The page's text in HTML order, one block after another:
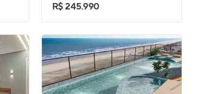
R$ 245.990